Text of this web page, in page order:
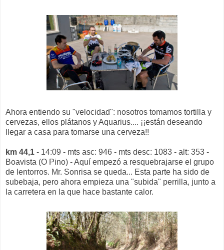
Ahora entiendo su "velocidad": nosotros tomamos tortilla y
cervezas, ellos plátanos y Aquarius.... ¡¡están deseando
llegar a casa para tomarse una cerveza!!
km 44,1 - 14:09 - mts asc: 946 - mts desc: 1083 - alt: 353 -
Boavista (O Pino) - Aquí empezó a resquebrajarse el grupo
de lentorros. Mr. Sonrisa se queda... Esta parte ha sido de
subebaja, pero ahora empieza una "subida" perrilla, junto a
la carretera en la que hace bastante calor.